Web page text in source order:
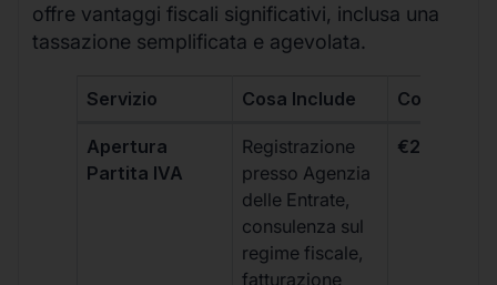
offre vantaggi fiscali significativi, inclusa una
tassazione semplificata e agevolata.
Servizio Cosa Include Costo
Apertura
Partita IVA
Registrazione
presso Agenzia
delle Entrate,
consulenza sul
regime fiscale,
fatturazione
€264 +